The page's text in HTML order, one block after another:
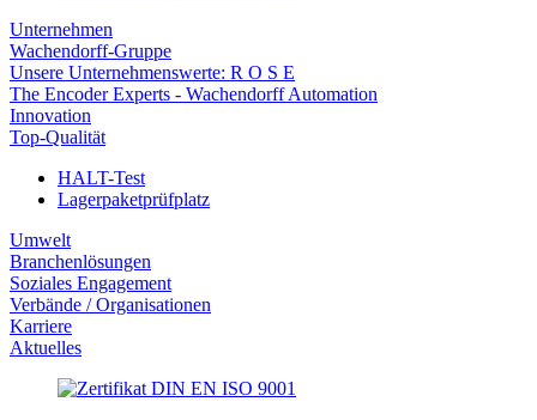
Unternehmen
Wachendorff-Gruppe
Unsere Unternehmenswerte: R O S E
The Encoder Experts - Wachendorff Automation
Innovation
Top-Qualität
HALT-Test
Lagerpaketprüfplatz
Umwelt
Branchenlösungen
Soziales Engagement
Verbände / Organisationen
Karriere
Aktuelles